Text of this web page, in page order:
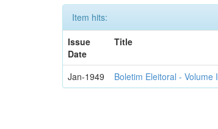
Item hits:
Issue
Date
Title
Jan-1949 Boletim Eleitoral - Volume I